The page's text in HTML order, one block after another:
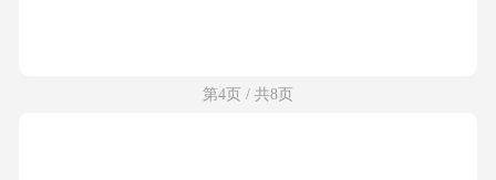
第4页 / 共8页